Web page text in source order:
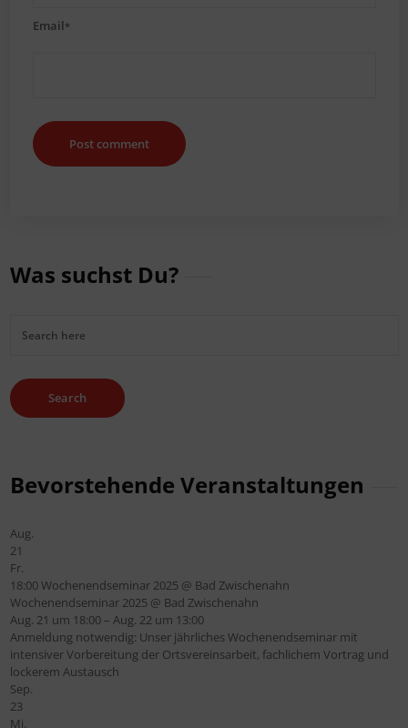
Email*
Was suchst Du?
Bevorstehende Veranstaltungen
Aug.
21
Fr.
18:00Wochenendseminar 2025 @ Bad Zwischenahn
Wochenendseminar 2025 @ Bad Zwischenahn
Aug. 21 um 18:00 – Aug. 22 um 13:00
Anmeldung notwendig: Unser jährliches Wochenendseminar mit
intensiver Vorbereitung der Ortsvereinsarbeit, fachlichem Vortrag und
lockerem Austausch
Sep.
23
Mi.